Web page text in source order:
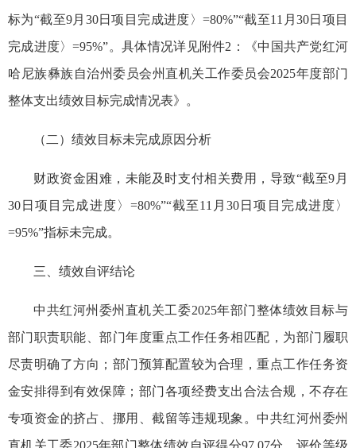
标为“截至9月30日项目完成进度〉=80%”“截至11月30日项目
完成进度〉=95%”。具体情况详见附件2：《中国共产党红河
哈尼族彝族自治州委员会州直机关工作委员会2025年度部门
整体支出绩效目标完成情况表》。
（二）绩效目标未完成原因分析
财政资金困难，未能及时支付相关费用，导致“截至9月
30日项目完成进度〉=80%”“截至11月30日项目完成进度〉
=95%”指标未完成。
三、绩效自评结论
中共红河州委州直机关工委2025年部门整体绩效目标与
部门职责职能、部门年度重点工作任务相匹配，为部门履职
尽责明确了方向；部门预算配置较为合理，重点工作任务资
金安排得到有效保障；部门各项经费支出合法合规，不存在
专项资金的挤占、挪用、截留等违规现象 。 中共红河州委州
直机关工委2025年部门整体绩效自评得分97.07分，评价等级